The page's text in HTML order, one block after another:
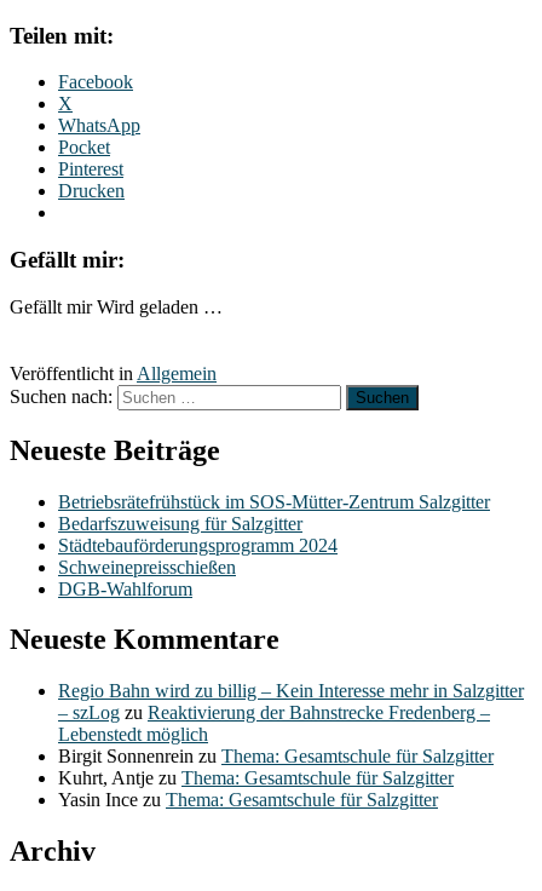
Teilen mit:
Facebook
X
WhatsApp
Pocket
Pinterest
Drucken
Gefällt mir:
Gefällt mir Wird geladen …
Veröffentlicht in Allgemein
Suchen nach:
Neueste Beiträge
Betriebsrätefrühstück im SOS-Mütter-Zentrum Salzgitter
Bedarfszuweisung für Salzgitter
Städtebauförderungsprogramm 2024
Schweinepreisschießen
DGB-Wahlforum
Neueste Kommentare
Regio Bahn wird zu billig – Kein Interesse mehr in Salzgitter
– szLog zu Reaktivierung der Bahnstrecke Fredenberg –
Lebenstedt möglich
Birgit Sonnenrein zu Thema: Gesamtschule für Salzgitter
Kuhrt, Antje zu Thema: Gesamtschule für Salzgitter
Yasin Ince zu Thema: Gesamtschule für Salzgitter
Archiv